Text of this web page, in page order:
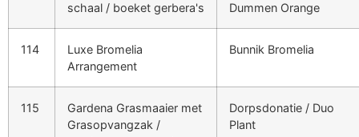
schaal / boeket gerbera's
Dummen Orange
114
Luxe Bromelia
Arrangement
Bunnik Bromelia
115
Gardena Grasmaaier met
Grasopvangzak /
Dorpsdonatie / Duo
Plant